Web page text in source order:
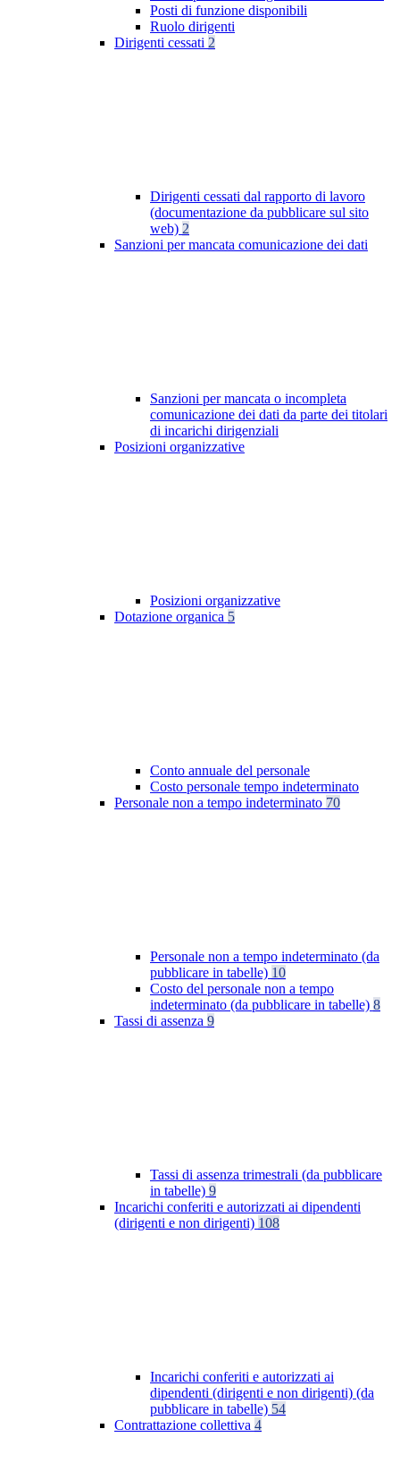
Posti di funzione disponibili
Ruolo dirigenti
Dirigenti cessati 2
Dirigenti cessati dal rapporto di lavoro
(documentazione da pubblicare sul sito
web) 2
Sanzioni per mancata comunicazione dei dati
Sanzioni per mancata o incompleta
comunicazione dei dati da parte dei titolari
di incarichi dirigenziali
Posizioni organizzative
Posizioni organizzative
Dotazione organica 5
Conto annuale del personale
Costo personale tempo indeterminato
Personale non a tempo indeterminato 70
Personale non a tempo indeterminato (da
pubblicare in tabelle) 10
Costo del personale non a tempo
indeterminato (da pubblicare in tabelle) 8
Tassi di assenza 9
Tassi di assenza trimestrali (da pubblicare
in tabelle) 9
Incarichi conferiti e autorizzati ai dipendenti
(dirigenti e non dirigenti) 108
Incarichi conferiti e autorizzati ai
dipendenti (dirigenti e non dirigenti) (da
pubblicare in tabelle) 54
Contrattazione collettiva 4